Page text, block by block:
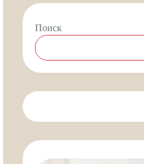
Поиск